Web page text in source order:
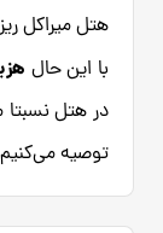
هتل میراکل
با این حال
در هتل نسبتا
توصیه